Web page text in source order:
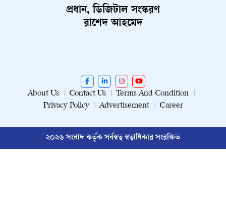
প্রধান, ডিজিটাল সংস্করণ
রাশেদ আহমেদ
About Us Contact Us
Terms And Condition
Privacy Policy
Advertisement Career
২০২৬ সংবাদ কর্তৃক সর্বস্বত্ব স্বত্বাধিকার সংরক্ষিত